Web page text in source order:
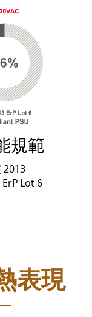
規範
2013
Lot 6
表現